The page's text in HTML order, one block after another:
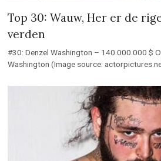
Top 30: Wauw, Her er de
verden
#30: Denzel Washington – 140.000.000 $
Washington (Image source: